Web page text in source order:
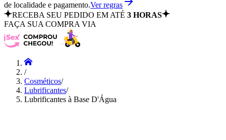
de localidade e pagamento.Ver regras
RECEBA SEU PEDIDO EM ATÉ 3 HORAS
FAÇA SUA COMPRA VIA
/
Cosméticos/
Lubrificantes/
Lubrificantes à Base D'Água